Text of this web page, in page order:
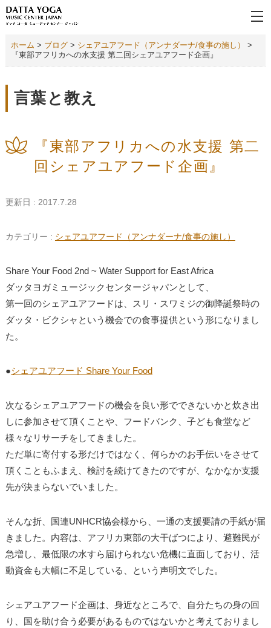
ホーム > ブログ> シェアユアフード（アンナダーナ/食事の施し）
>
『東部アフリカへの水支援 第二回シェアユアフード企画』
言葉と教え
『東部アフリカへの水支援 第二
回シェアユアフード企画』
更新日 : 2017.7.28
カテゴリー : シェアユアフード（アンナダーナ/食事の施し）
Share Your Food 2nd ~ Water Support for East Africa
ダッタヨガミュージックセンタージャパンとして、
第一回のシェアユアフードは、スリ・スワミジの御降誕祭時の
ダッタ・ビクシャという機会での食事提供という形になりまし
た。
●シェアユアフード Share Your Food
次なるシェアユアフードの機会を良い形でできないかと炊き出
しに参加させて頂くことや、フードバンク、子ども食堂など
様々なリサーチをしてきました。
ただ単に寄付する形だけではなく、何らかのお手伝いをさせて
頂くこともふまえ、検討を続けてきたのですが、なかなか支援
先が決まらないでいました。
そんな折、国連UNHCR協会様から、一通の支援要請の手紙が届
きました。内容は、アフリカ東部の大干ばつにより、避難民が
急増し、最低限の水すら届けられない危機に直面しており、活
動資金も大幅に不足している、という声明文でした。
シェアユアフード企画は、身近なところで、自分たちの身の回
り、国を助け合う必要があるものではないかと考えておりまし